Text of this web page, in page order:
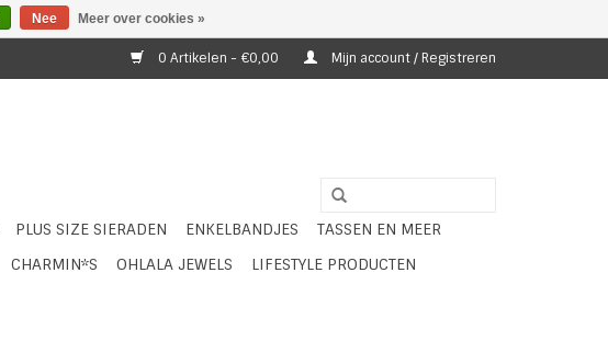
0 Artikelen - €0,00 Mijn account / Registreren
PLUS SIZE SIERADEN ENKELBANDJES
TASSEN EN MEER
CHARMIN*S OHLALA JEWELS
LIFESTYLE PRODUCTEN
Nee Meer over cookies »